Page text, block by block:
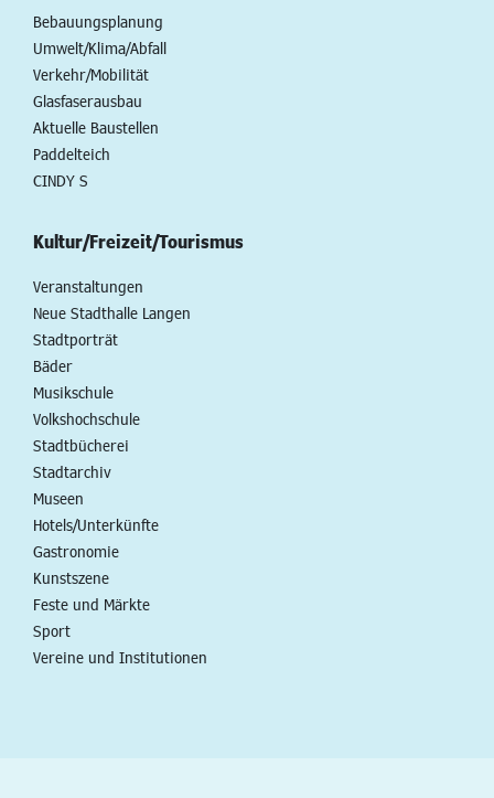
Bebauungsplanung
Umwelt/Klima/Abfall
Verkehr/Mobilität
Glasfaserausbau
Aktuelle Baustellen
Paddelteich
CINDY S
Kultur/Freizeit/Tourismus
Veranstaltungen
Neue Stadthalle Langen
Stadtporträt
Bäder
Musikschule
Volkshochschule
Stadtbücherei
Stadtarchiv
Museen
Hotels/Unterkünfte
Gastronomie
Kunstszene
Feste und Märkte
Sport
Vereine und Institutionen